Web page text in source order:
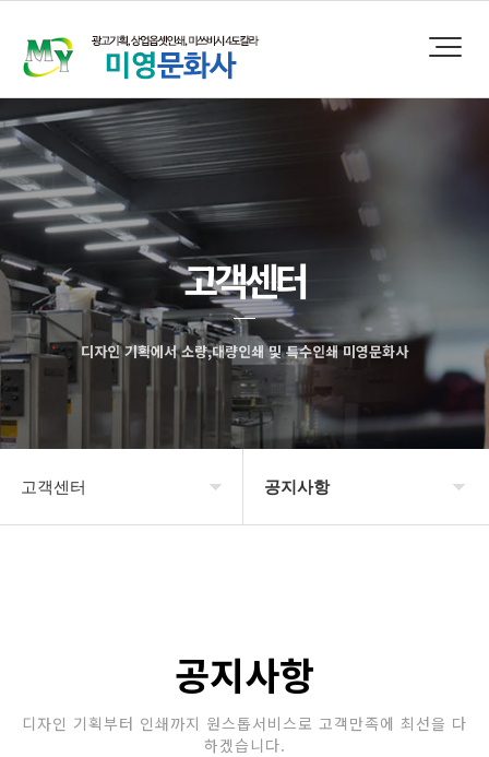
고객센터
디자인 기획에서 소량,대량인쇄 및 특수인쇄 미영문화사
고객센터 공지사항
공지사항
디자인 기획부터 인쇄까지 원스톱서비스로 고객만족에 최선을 다
하겠습니다.